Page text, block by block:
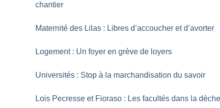
chantier
Maternité des Lilas : Libres d’accoucher et d’avorter
Logement : Un foyer en grève de loyers
Universités : Stop à la marchandisation du savoir
Lois Pecresse et Fioraso : Les facultés dans la